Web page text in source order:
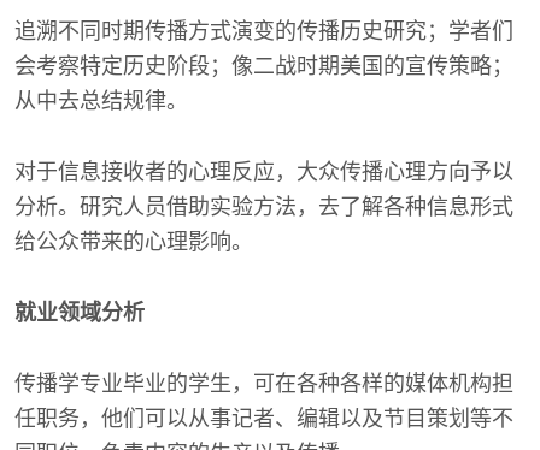
追溯不同时期传播方式演变的传播历史研究；学者们
会考察特定历史阶段；像二战时期美国的宣传策略；
从中去总结规律。
对于信息接收者的心理反应，大众传播心理方向予以
分析。研究人员借助实验方法，去了解各种信息形式
给公众带来的心理影响。
就业领域分析
传播学专业毕业的学生，可在各种各样的媒体机构担
任职务，他们可以从事记者、编辑以及节目策划等不